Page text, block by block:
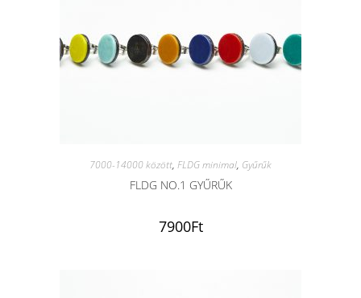
7000-14000 között, FLDG minimal, Gyűrűk
FLDG NO.1 GYŰRŰK
7900Ft